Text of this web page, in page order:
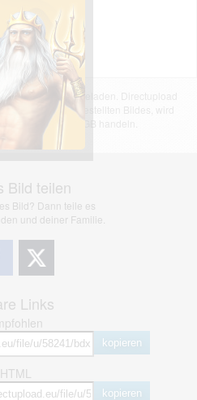
Nutzer hochgeladen. Directupload
Inhalt des dargestellten Bildes, wird
§2(3) unserer AGB handeln.
Bild teilen
Bild? Dann teile es
und deiner Familie.
Links
kopieren
HTML
kopieren